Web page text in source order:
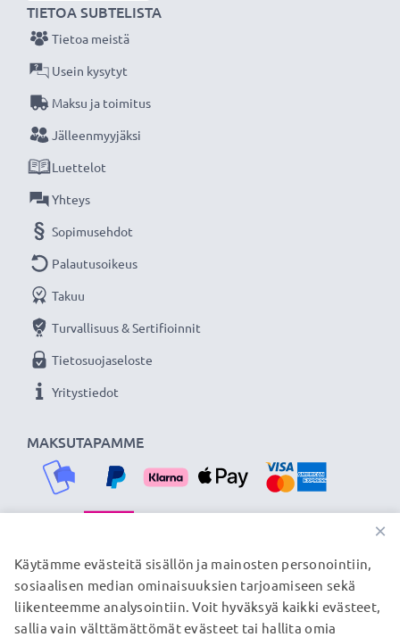
MAKSUTAPAMME
TIETOA SUBTELISTA
Tietoa meistä
Usein kysytyt
Maksu ja toimitus
Jälleenmyyjäksi
Luettelot
Yhteys
Sopimusehdot
Palautusoikeus
Takuu
Turvallisuus & Sertifioinnit
Tietosuojaseloste
Yritystiedot
TOIMITUSKUMPPANIMME
© subtel.fi 2026
×
Käytämme evästeitä sisällön ja mainosten personointiin,
sosiaalisen median ominaisuuksien tarjoamiseen sekä
liikenteemme analysointiin. Voit hyväksyä kaikki evästeet,
sallia vain välttämättömät evästeet tai hallita omia